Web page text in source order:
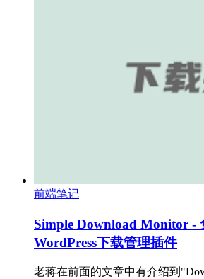
前端笔记
Simple Download Monitor -
WordPress下载管理插件
老蒋在前面的文章中有介绍到